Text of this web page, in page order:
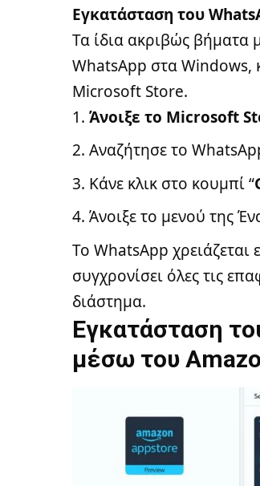
Εγκατάσταση του
Τα ίδια ακριβώς βήματα
WhatsApp στα Windows,
Microsoft Store.
Άνοιξε το Microsoft
Αναζήτησε το
Κάνε κλικ στο κουμπί “
Άνοιξε το μενού της
Το WhatsApp
συγχρονίσει όλες τις
διάστημα.
Εγκατάσταση
μέσω του